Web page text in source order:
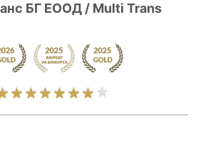
БГ ЕООД / Multi Trans